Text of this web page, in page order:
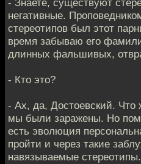
- Знаете, существуют
негативные.
стереотипов был этот
время забываю его
длинных фальшивых,
- Кто это?
- Ах, да, Достоевский. Что
мы были заражены. Но
есть эволюция
пройти и через такие
навязываемые стереотипы.